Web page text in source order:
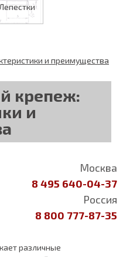
и преимущества
крепеж:
и
Москва
8 495 640-04-37
Россия
8 800 777-87-35
различные